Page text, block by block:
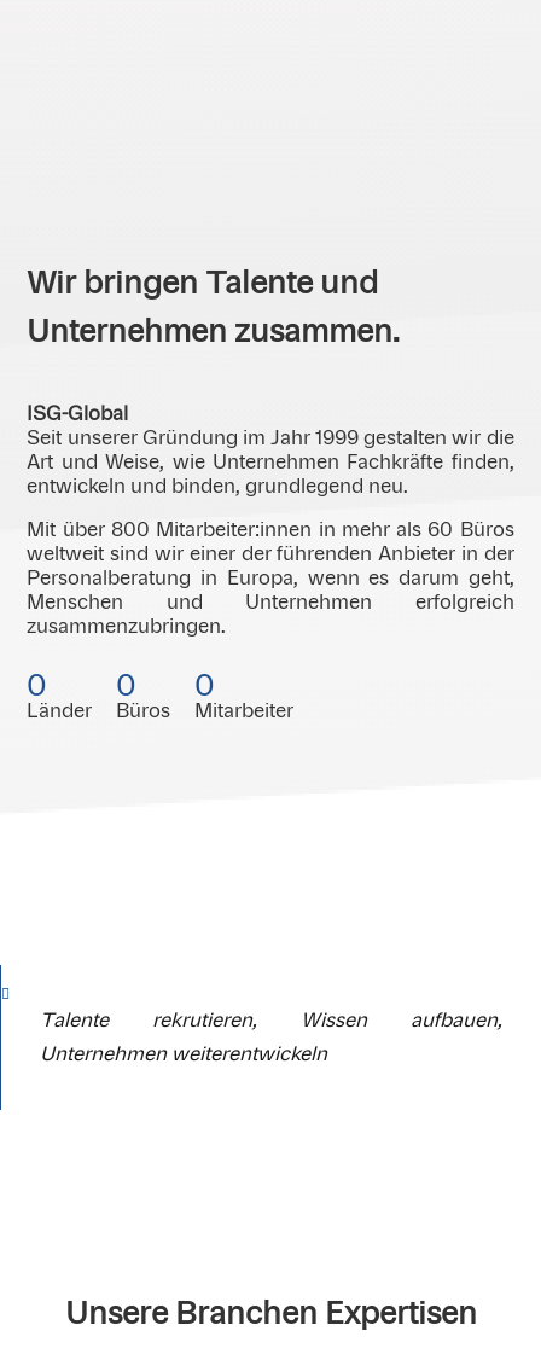
Wir bringen Talente und
Unternehmen zusammen.
ISG-Global
Seit unserer Gründung im Jahr 1999 gestalten wir die
Art und Weise, wie Unternehmen Fachkräfte finden,
entwickeln und binden, grundlegend neu.
Mit über 800 Mitarbeiter:innen in mehr als 60 Büros
weltweit sind wir einer der führenden Anbieter in der
Personalberatung in Europa, wenn es darum geht,
Menschen und Unternehmen erfolgreich
zusammenzubringen.
0
Länder
0
Büros
0
Mitarbeiter
Talente rekrutieren, Wissen aufbauen,
Unternehmen weiterentwickeln
Unsere Branchen Expertisen